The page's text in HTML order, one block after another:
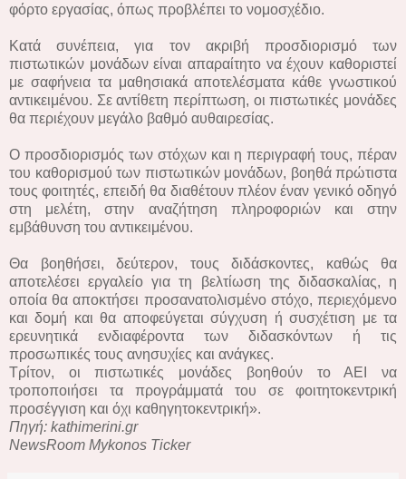
φόρτο εργασίας, όπως προβλέπει το νομοσχέδιο.
Κατά συνέπεια, για τον ακριβή προσδιορισμό των
πιστωτικών μονάδων είναι απαραίτητο να έχουν καθοριστεί
με σαφήνεια τα μαθησιακά αποτελέσματα κάθε γνωστικού
αντικειμένου. Σε αντίθετη περίπτωση, οι πιστωτικές μονάδες
θα περιέχουν μεγάλο βαθμό αυθαιρεσίας.
Ο προσδιορισμός των στόχων και η περιγραφή τους, πέραν
του καθορισμού των πιστωτικών μονάδων, βοηθά πρώτιστα
τους φοιτητές, επειδή θα διαθέτουν πλέον έναν γενικό οδηγό
στη μελέτη, στην αναζήτηση πληροφοριών και στην
εμβάθυνση του αντικειμένου.
Θα βοηθήσει, δεύτερον, τους διδάσκοντες, καθώς θα
αποτελέσει εργαλείο για τη βελτίωση της διδασκαλίας, η
οποία θα αποκτήσει προσανατολισμένο στόχο, περιεχόμενο
και δομή και θα αποφεύγεται σύγχυση ή συσχέτιση με τα
ερευνητικά ενδιαφέροντα των διδασκόντων ή τις
προσωπικές τους ανησυχίες και ανάγκες.
Τρίτον, οι πιστωτικές μονάδες βοηθούν το ΑΕΙ να
τροποποιήσει τα προγράμματά του σε φοιτητοκεντρική
προσέγγιση και όχι καθηγητοκεντρική».
Πηγή: kathimerini.gr
NewsRoom Mykonos Ticker